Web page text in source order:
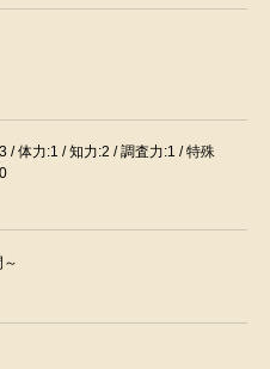
/ 体力:1 / 知力:2 / 調査力:1 / 特殊